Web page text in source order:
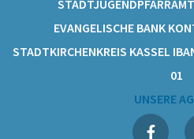
EVANGELISCHE BANK
STADTKIRCHENKREIS KASSEL
01
UNSERE